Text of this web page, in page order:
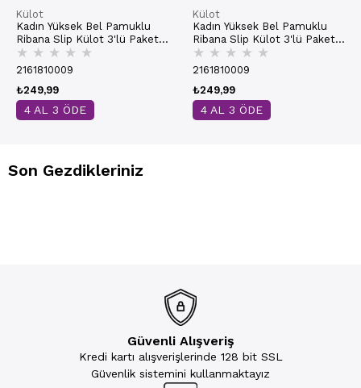
Külot
Kadın Yüksek Bel Pamuklu
Ribana Slip Külot 3'lü Paket
– Esnek & Rahat | Beyaz
K0305
★ ★ ★ ★ ★
2161810009
₺249,99
4 AL 3 ÖDE
Külot
Kadın Yüksek Bel Pamuklu
Ribana Slip Külot 3'lü Paket
– Esnek & Rahat | Ten K0305
★ ★ ★ ★ ★
2161810009
₺249,99
4 AL 3 ÖDE
Son Gezdikleriniz
Güvenli Alışveriş
Kredi kartı alışverişlerinde 128 bit SSL
Güvenlik sistemini kullanmaktayız